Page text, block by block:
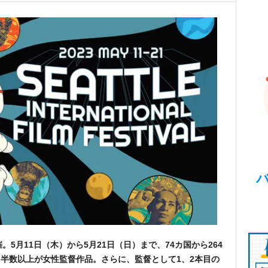
5月11日（木）から5月21日（日）まで、74カ国から264
数以上が女性監督作品。さらに、監督として1、2本目の